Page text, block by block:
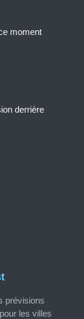
prévisions
les villes
derrière
moment